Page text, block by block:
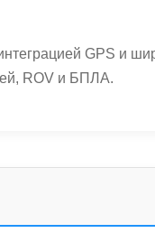
GPS
ROV и БПЛА.